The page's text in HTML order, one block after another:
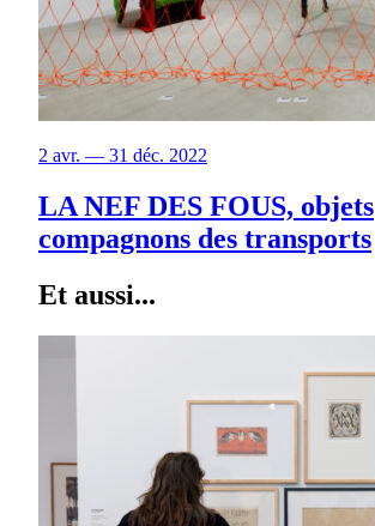
2 avr. — 31 déc. 2022
LA NEF DES FOUS, objets
compagnons des transports
Et aussi...